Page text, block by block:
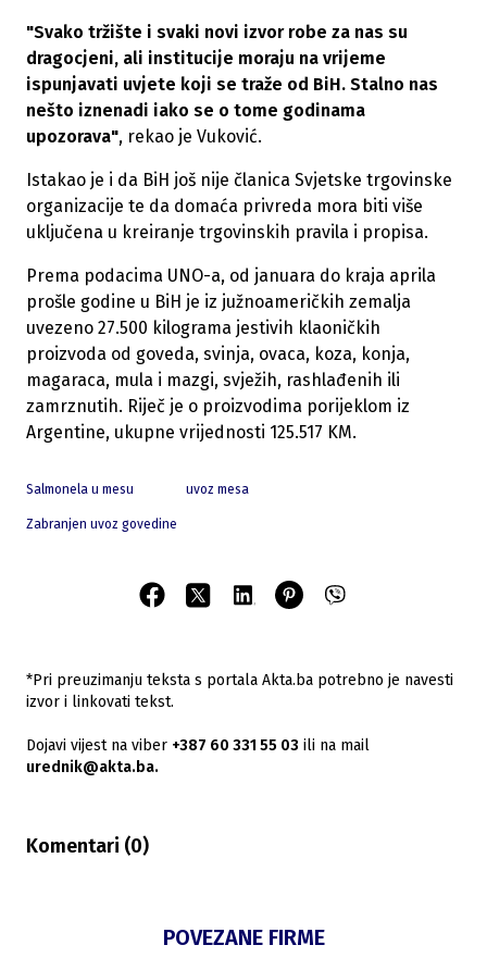
"Svako tržište i svaki novi izvor robe za nas su
dragocjeni, ali institucije moraju na vrijeme
ispunjavati uvjete koji se traže od BiH. Stalno nas
nešto iznenadi iako se o tome godinama
upozorava", rekao je Vuković.
Istakao je i da BiH još nije članica Svjetske trgovinske
organizacije te da domaća privreda mora biti više
uključena u kreiranje trgovinskih pravila i propisa.
Prema podacima UNO-a, od januara do kraja aprila
prošle godine u BiH je iz južnoameričkih zemalja
uvezeno 27.500 kilograma jestivih klaoničkih
proizvoda od goveda, svinja, ovaca, koza, konja,
magaraca, mula i mazgi, svježih, rashlađenih ili
zamrznutih. Riječ je o proizvodima porijeklom iz
Argentine, ukupne vrijednosti 125.517 KM.
Salmonela u mesu uvoz mesa
Zabranjen uvoz govedine
*Pri preuzimanju teksta s portala Akta.ba potrebno je navesti
izvor i linkovati tekst.
Dojavi vijest na viber +387 60 331 55 03 ili na mail
urednik@akta.ba.
Komentari (0)
POVEZANE FIRME